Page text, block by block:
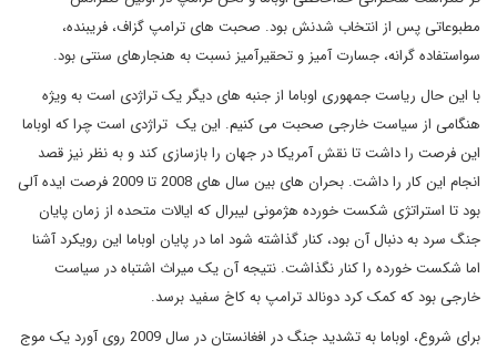
مطبوعاتی پس از انتخاب شدنش بود. صحبت های ترامپ گزاف، فریبنده،
سواستفاده گرانه، جسارت آمیز و تحقیرآمیز نسبت به هنجارهای سنتی بود.
با این حال ریاست جمهوری اوباما از جنبه های دیگر یک تراژدی است به ویژه
هنگامی از سیاست خارجی صحبت می کنیم. این یک تراژدی است چرا که اوباما
این فرصت را داشت تا نقش آمریکا در جهان را بازسازی کند و به نظر نیز قصد
انجام این کار را داشت. بحران های بین سال های 2008 تا 2009 فرصت ایده آلی
بود تا استراتژی شکست خورده هژمونی لیبرال که ایالات متحده از زمان پایان
جنگ سرد به دنبال آن بود، کنار گذاشته شود اما در پایان اوباما این رویکرد آشنا
اما شکست خورده را کنار نگذاشت. نتیجه آن یک میراث اشتباه در سیاست
خارجی بود که کمک کرد دونالد ترامپ به کاخ سفید برسد.
برای شروع، اوباما به تشدید جنگ در افغانستان در سال 2009 روی آورد یک موج